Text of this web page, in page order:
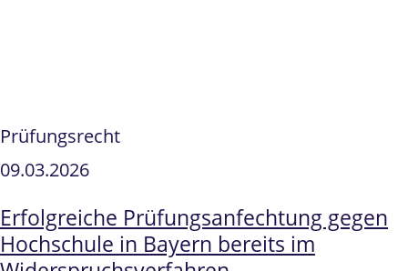
Prüfungsrecht
09.03.2026
Erfolgreiche Prüfungsanfechtung gegen
Hochschule in Bayern bereits im